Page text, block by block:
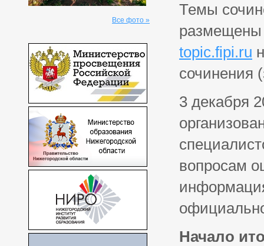
Все фото »
Темы
topic.fipi.ru
сочинения
3 декабря
вопросам
Начало